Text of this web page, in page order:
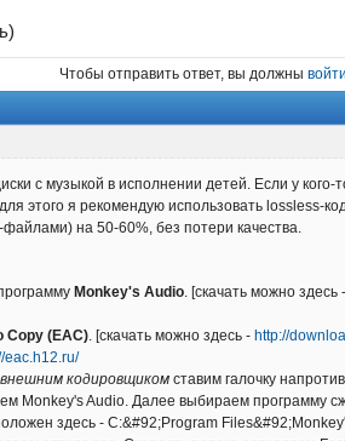
Чтобы отправить ответ, вы должны войти
с музыкой в исполнении детей. Если у кого-
этого я рекомендую использовать lossless-
на 50-60%, без потери качества.
Monkey's Audio. [скачать можно здесь -
Copy (EAC). [скачать можно здесь - http://
eac.h12.ru/
кодировщиком ставим галочку напротив
Monkey's Audio. Далее выбираем программу
здесь - C:&#92;Program